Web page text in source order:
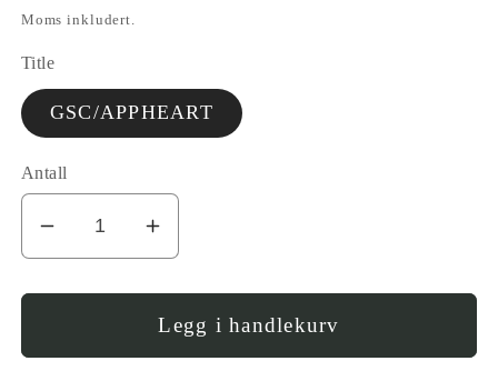
pris
Moms inkludert.
Title
GSC/APPHEART
Antall
Error:
Missing
interpolation
value
Øk
antallet
for
SC
Epleholder
Legg i handlekurv